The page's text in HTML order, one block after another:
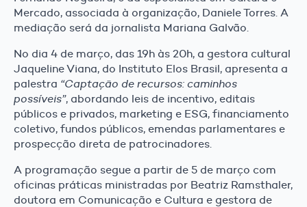
Mercado, associada à organização, Daniele Torres. A
mediação será da jornalista Mariana Galvão.
No dia 4 de março, das 19h às 20h, a gestora cultural
Jaqueline Viana, do Instituto Elos Brasil, apresenta a
palestra “Captação de recursos: caminhos
possíveis”, abordando leis de incentivo, editais
públicos e privados, marketing e ESG, financiamento
coletivo, fundos públicos, emendas parlamentares e
prospecção direta de patrocinadores.
A programação segue a partir de 5 de março com
oficinas práticas ministradas por Beatriz Ramsthaler,
doutora em Comunicação e Cultura e gestora de